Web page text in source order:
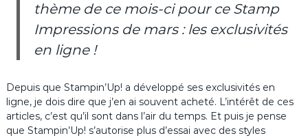
thème de ce mois-ci pour ce Stamp
Impressions de mars : les exclusivités
en ligne !
Depuis que Stampin’Up! a développé ses exclusivités en
ligne, je dois dire que j’en ai souvent acheté. L’intérêt de ces
articles, c’est qu’il sont dans l’air du temps. Et puis je pense
que Stampin’Up! s’autorise plus d’essai avec des styles